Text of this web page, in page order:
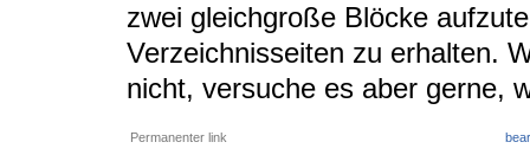
zwei gleichgroße Blöcke
Verzeichnisseiten zu erhalten.
nicht, versuche es aber gerne,
Permanenter link